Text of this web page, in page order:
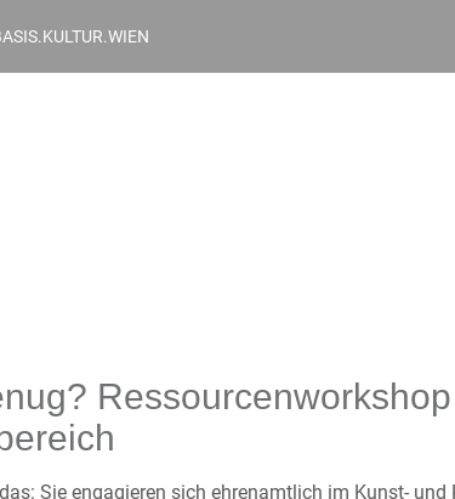
Sie engagieren sich ehrenamtlich im Kunst-